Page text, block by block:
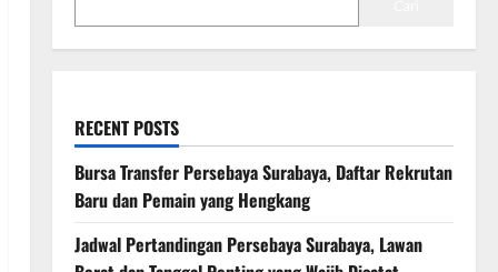
RECENT POSTS
Bursa Transfer Persebaya Surabaya, Daftar Rekrutan
Baru dan Pemain yang Hengkang
Jadwal Pertandingan Persebaya Surabaya, Lawan